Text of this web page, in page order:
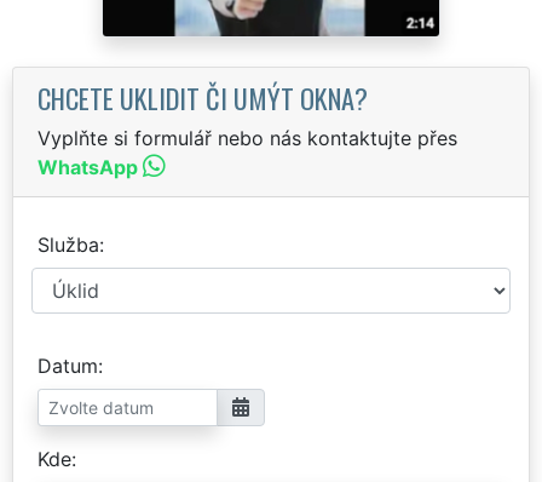
CHCETE UKLIDIT ČI UMÝT OKNA?
Vyplňte si formulář nebo nás kontaktujte přes
WhatsApp
Služba
Datum
Kde